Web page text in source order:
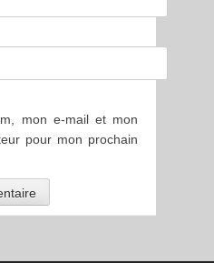
mon e-mail et mon
pour mon prochain